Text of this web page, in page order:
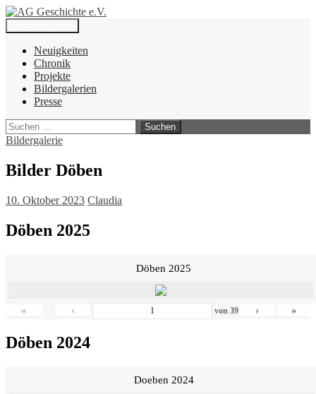
Zum
Inhalt
springen
AG Geschichte e.V.
Suchen
Neuigkeiten
Chronik
Projekte
Bildergalerien
Presse
Suchen
nach:
Bildergalerie
Bilder Döben
10. Oktober 2023 Claudia
Döben 2025
Döben 2025
« ‹ von 39 › »
Döben 2024
Doeben 2024